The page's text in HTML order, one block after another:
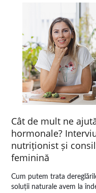
Cât de mult ne
hormonale?
nutriționist și
feminină
Cum putem trata
soluții naturale avem la